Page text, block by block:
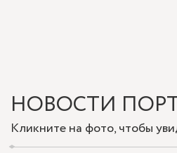
НОВОСТИ
Кликните на фото, чтобы